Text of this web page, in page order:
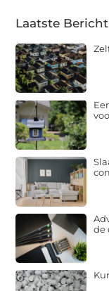
Laatste Bericht
de